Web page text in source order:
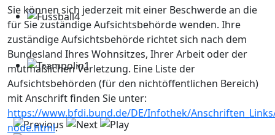
Sie können sich jederzeit mit einer Beschwerde an die
für Sie zuständige Aufsichtsbehörde wenden. Ihre
zuständige Aufsichtsbehörde richtet sich nach dem
Bundesland Ihres Wohnsitzes, Ihrer Arbeit oder der
mutmaßlichen Verletzung. Eine Liste der
Aufsichtsbehörden (für den nichtöffentlichen Bereich)
mit Anschrift finden Sie unter:
https://www.bfdi.bund.de/DE/Infothek/
node.html.